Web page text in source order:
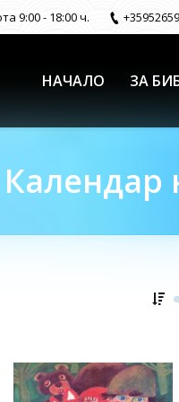
9:00 - 18:00 ч.
НАЧАЛО ЗА
Календар